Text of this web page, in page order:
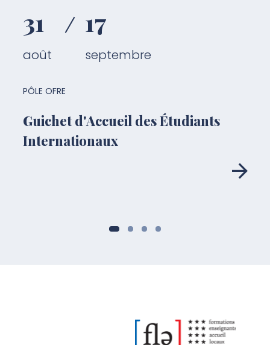
31
août
17
septembre
Guichet d'Accueil des Étudiants
Internationaux
PÔLE OFRE